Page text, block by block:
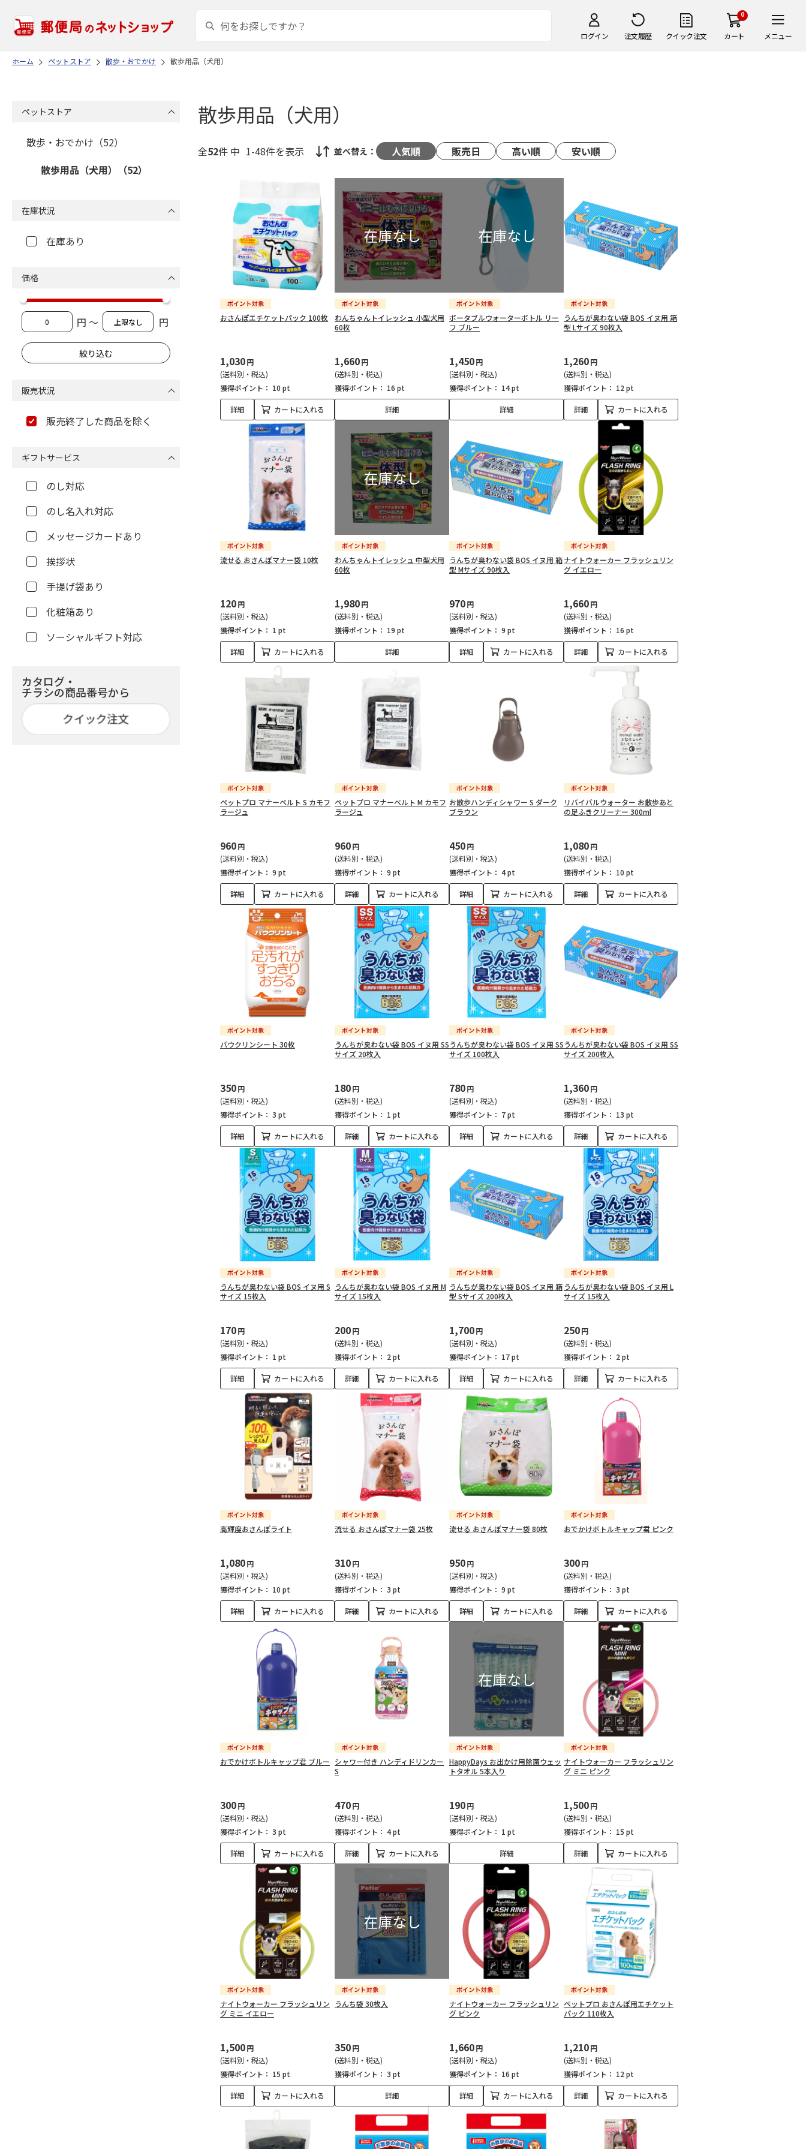
ログイン 注文履歴 クイック注文
0
カート メニュー
ホーム ペットストア 散歩・おでかけ 散歩用品（犬用）
散歩用品（犬用）
全52件 中 1-48件を表示 並べ替え： 人気順 販売日 高い順 安い順
おさんぽエチケットパック 100枚
1,030円
(送料別・税込)
獲得ポイント： 10 pt
詳細 カートに入れる
わんちゃんトイレッシュ 小型犬用
60枚
1,660円
(送料別・税込)
獲得ポイント： 16 pt
詳細
ポータブルウォーターボトル リー
フ ブルー
1,450円
(送料別・税込)
獲得ポイント： 14 pt
詳細
うんちが臭わない袋 BOS イヌ用 箱
型 Lサイズ 90枚入
1,260円
(送料別・税込)
獲得ポイント： 12 pt
詳細 カートに入れる
流せる おさんぽマナー袋 10枚
120円
(送料別・税込)
獲得ポイント： 1 pt
詳細 カートに入れる
わんちゃんトイレッシュ 中型犬用
60枚
1,980円
(送料別・税込)
獲得ポイント： 19 pt
詳細
うんちが臭わない袋 BOS イヌ用 箱
型 Mサイズ 90枚入
970円
(送料別・税込)
獲得ポイント： 9 pt
詳細 カートに入れる
ナイトウォーカー フラッシュリン
グ イエロー
1,660円
(送料別・税込)
獲得ポイント： 16 pt
詳細 カートに入れる
ペットプロ マナーベルト S カモフ
ラージュ
960円
(送料別・税込)
獲得ポイント： 9 pt
詳細 カートに入れる
ペットプロ マナーベルト M カモフ
ラージュ
960円
(送料別・税込)
獲得ポイント： 9 pt
詳細 カートに入れる
お散歩ハンディシャワー S ダーク
ブラウン
450円
(送料別・税込)
獲得ポイント： 4 pt
詳細 カートに入れる
リバイバルウォーター お散歩あと
の足ふきクリーナー 300ml
1,080円
(送料別・税込)
獲得ポイント： 10 pt
詳細 カートに入れる
パウクリンシート 30枚
350円
(送料別・税込)
獲得ポイント： 3 pt
詳細 カートに入れる
うんちが臭わない袋 BOS イヌ用 SS
サイズ 20枚入
180円
(送料別・税込)
獲得ポイント： 1 pt
詳細 カートに入れる
うんちが臭わない袋 BOS イヌ用 SS
サイズ 100枚入
780円
(送料別・税込)
獲得ポイント： 7 pt
詳細 カートに入れる
うんちが臭わない袋 BOS イヌ用 SS
サイズ 200枚入
1,360円
(送料別・税込)
獲得ポイント： 13 pt
詳細 カートに入れる
うんちが臭わない袋 BOS イヌ用 S
サイズ 15枚入
170円
(送料別・税込)
獲得ポイント： 1 pt
詳細 カートに入れる
うんちが臭わない袋 BOS イヌ用 M
サイズ 15枚入
200円
(送料別・税込)
獲得ポイント： 2 pt
詳細 カートに入れる
うんちが臭わない袋 BOS イヌ用 箱
型 Sサイズ 200枚入
1,700円
(送料別・税込)
獲得ポイント： 17 pt
詳細 カートに入れる
うんちが臭わない袋 BOS イヌ用 L
サイズ 15枚入
250円
(送料別・税込)
獲得ポイント： 2 pt
詳細 カートに入れる
高輝度おさんぽライト
1,080円
(送料別・税込)
獲得ポイント： 10 pt
詳細 カートに入れる
流せる おさんぽマナー袋 25枚
310円
(送料別・税込)
獲得ポイント： 3 pt
詳細 カートに入れる
流せる おさんぽマナー袋 80枚
950円
(送料別・税込)
獲得ポイント： 9 pt
詳細 カートに入れる
おでかけボトルキャップ君 ピンク
300円
(送料別・税込)
獲得ポイント： 3 pt
詳細 カートに入れる
おでかけボトルキャップ君 ブルー
300円
(送料別・税込)
獲得ポイント： 3 pt
詳細 カートに入れる
シャワー付き ハンディドリンカー
S
470円
(送料別・税込)
獲得ポイント： 4 pt
詳細 カートに入れる
HappyDays お出かけ用除菌ウェッ
トタオル 5本入り
190円
(送料別・税込)
獲得ポイント： 1 pt
詳細
ナイトウォーカー フラッシュリン
グ ミニ ピンク
1,500円
(送料別・税込)
獲得ポイント： 15 pt
詳細 カートに入れる
ナイトウォーカー フラッシュリン
グ ミニ イエロー
1,500円
(送料別・税込)
獲得ポイント： 15 pt
詳細 カートに入れる
うんち袋 30枚入
350円
(送料別・税込)
獲得ポイント： 3 pt
詳細
ナイトウォーカー フラッシュリン
グ ピンク
1,660円
(送料別・税込)
獲得ポイント： 16 pt
詳細 カートに入れる
ペットプロ おさんぽ用エチケット
パック 110枚入
1,210円
(送料別・税込)
獲得ポイント： 12 pt
詳細 カートに入れる
ペットストア
散歩・おでかけ（52）
散歩用品（犬用）（52）
在庫状況
在庫あり
価格
円 ～ 円
販売状況
販売終了した商品を除く
ギフトサービス
のし対応
のし名入れ対応
メッセージカードあり
挨拶状
手提げ袋あり
化粧箱あり
ソーシャルギフト対応
カタログ・
チラシの商品番号から